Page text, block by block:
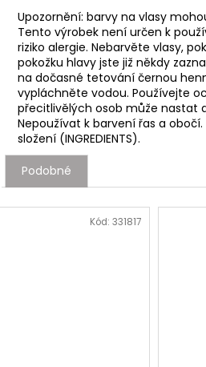
Upozornění: barvy na vlasy
Tento výrobek není určen k
riziko alergie. Nebarvěte vlasy,
pokožku hlavy jste již někdy
na dočasné tetování černou
vypláchněte vodou. Používejte
přecitlivělých osob může nastat
Nepoužívat k barvení řas a
složení (INGREDIENTS).
Podobné
Kód: 331817